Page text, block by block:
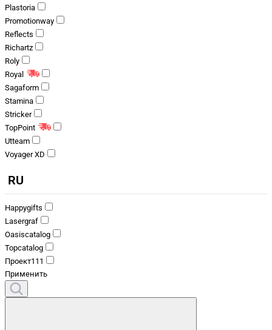
Plastoria
Promotionway
Reflects
Richartz
Roly
Royal
Sagaform
Stamina
Stricker
TopPoint
Utteam
Voyager XD
RU
Happygifts
Lasergraf
Oasiscatalog
Topcatalog
Проект111
Применить